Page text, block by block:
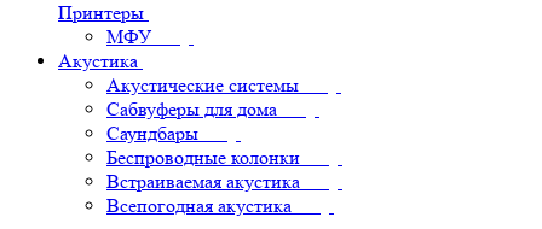
Принтеры
МФУ
Акустика
Акустические системы
Сабвуферы для дома
Саундбары
Беспроводные колонки
Встраиваемая акустика
Всепогодная акустика